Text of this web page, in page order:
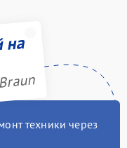
техники через